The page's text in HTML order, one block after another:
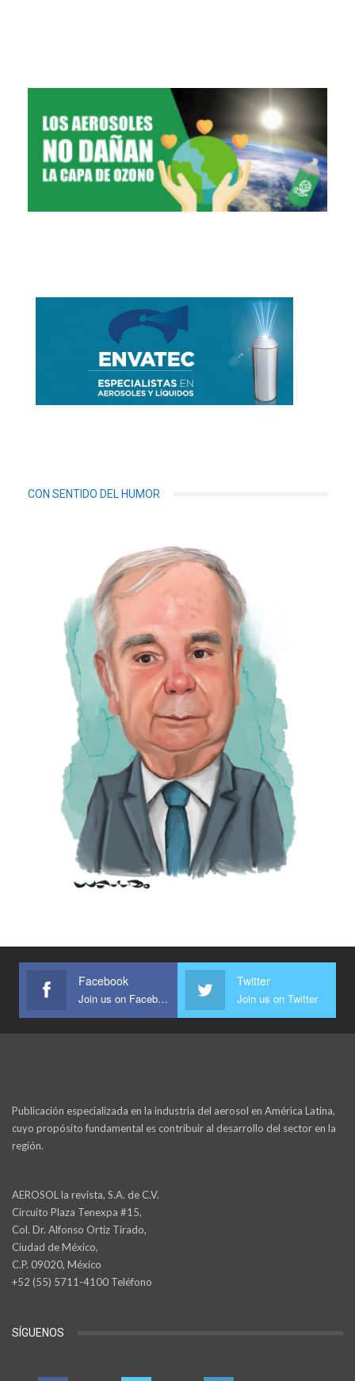
CON SENTIDO DEL HUMOR
Facebook
Join us on Facebook
Twitter
Join us on Twitter
Publicación especializada en la industria del aerosol en América Latina,
cuyo propósito fundamental es contribuir al desarrollo del sector en la
región.
AEROSOL la revista, S.A. de C.V.
Circuito Plaza Tenexpa #15,
Col. Dr. Alfonso Ortiz Tirado,
Ciudad de México,
C.P. 09020, México
+52 (55) 5711-4100 Teléfono
SÍGUENOS